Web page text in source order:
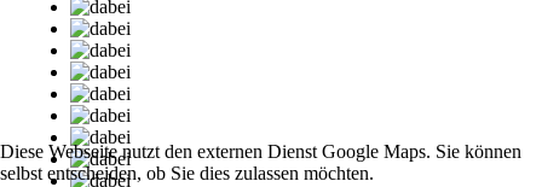
Diese Webseite nutzt den externen Dienst Google Maps. Sie können
selbst entscheiden, ob Sie dies zulassen möchten.